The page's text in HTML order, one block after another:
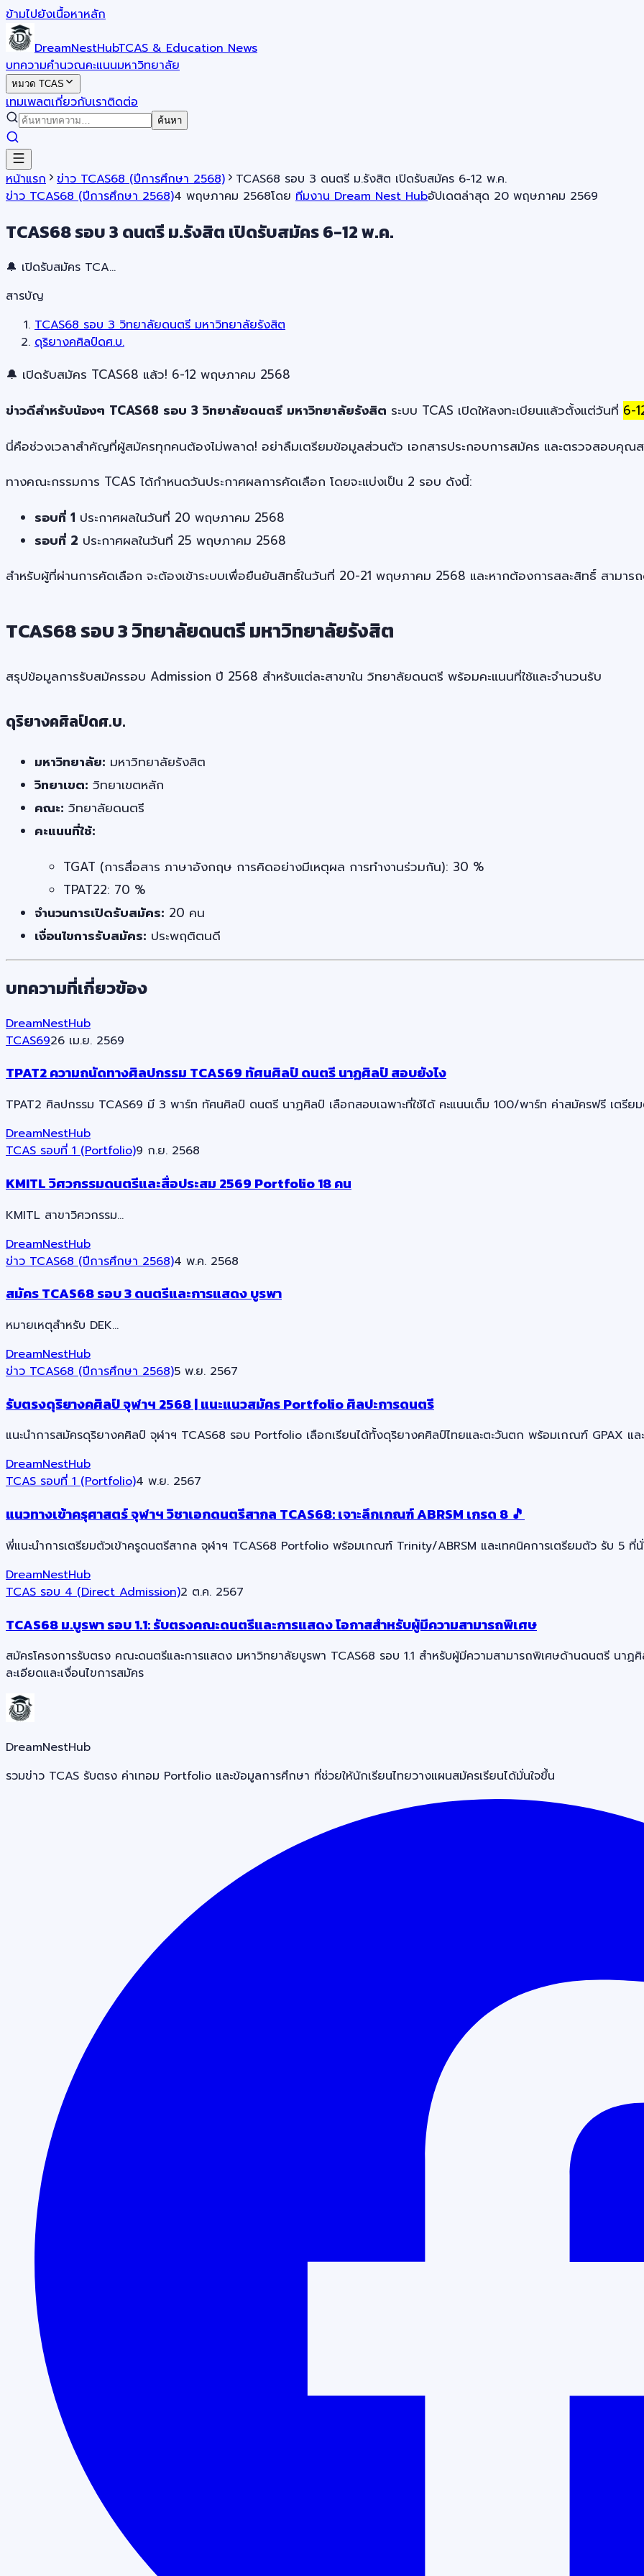
ข้ามไปยังเนื้อหาหลัก
DreamNestHubTCAS & Education News
บทความคำนวณคะแนนมหาวิทยาลัย
หมวด TCAS
เทมเพลตเกี่ยวกับเราติดต่อ
ค้นหา
หน้าแรก ข่าว TCAS68 (ปีการศึกษา 2568)
TCAS68 รอบ 3 ดนตรี ม.รังสิต เปิดรับสมัคร 6-12 พ.ค.
ข่าว TCAS68 (ปีการศึกษา 2568)4 พฤษภาคม 2568โดย ทีมงาน Dream Nest Hubอัปเดตล่าสุด 20 พฤษภาคม 2569
TCAS68 รอบ 3 ดนตรี ม.รังสิต เปิดรับสมัคร 6-12 พ.ค.
🔔 เปิดรับสมัคร TCA…
สารบัญ
TCAS68 รอบ 3 วิทยาลัยดนตรี มหาวิทยาลัยรังสิต
ดุริยางคศิลป์ดศ.บ.
🔔 เปิดรับสมัคร TCAS68 แล้ว! 6-12 พฤษภาคม 2568
ข่าวดีสำหรับน้องๆ TCAS68 รอบ 3 วิทยาลัยดนตรี มหาวิทยาลัยรังสิต ระบบ TCAS เปิดให้ลงทะเบียนแล้วตั้งแต่วันที่ 6-
นี่คือช่วงเวลาสำคัญที่ผู้สมัครทุกคนต้องไม่พลาด! อย่าลืมเตรียมข้อมูลส่วนตัว เอกสารประกอบการสมัคร และตรวจสอบคุณ
ทางคณะกรรมการ TCAS ได้กำหนดวันประกาศผลการคัดเลือก โดยจะแบ่งเป็น 2 รอบ ดังนี้:
รอบที่ 1 ประกาศผลในวันที่ 20 พฤษภาคม 2568
รอบที่ 2 ประกาศผลในวันที่ 25 พฤษภาคม 2568
สำหรับผู้ที่ผ่านการคัดเลือก จะต้องเข้าระบบเพื่อยืนยันสิทธิ์ในวันที่ 20-21 พฤษภาคม 2568 และหากต้องการสละสิทธิ์ สามา
TCAS68 รอบ 3 วิทยาลัยดนตรี มหาวิทยาลัยรังสิต
สรุปข้อมูลการรับสมัครรอบ Admission ปี 2568 สำหรับแต่ละสาขาใน วิทยาลัยดนตรี พร้อมคะแนนที่ใช้และจำนวนรับ
ดุริยางคศิลป์ดศ.บ.
มหาวิทยาลัย: มหาวิทยาลัยรังสิต
วิทยาเขต: วิทยาเขตหลัก
คณะ: วิทยาลัยดนตรี
คะแนนที่ใช้:
TGAT (การสื่อสาร ภาษาอังกฤษ การคิดอย่างมีเหตุผล การทำงานร่วมกัน): 30 %
TPAT22: 70 %
จำนวนการเปิดรับสมัคร: 20 คน
เงื่อนไขการรับสมัคร: ประพฤติตนดี
บทความที่เกี่ยวข้อง
DreamNestHub
TCAS6926 เม.ย. 2569
TPAT2 ความถนัดทางศิลปกรรม TCAS69 ทัศนศิลป์ ดนตรี นาฏศิลป์ สอบยังไง
TPAT2 ศิลปกรรม TCAS69 มี 3 พาร์ท ทัศนศิลป์ ดนตรี นาฏศิลป์ เลือกสอบเฉพาะที่ใช้ได้ คะแนนเต็ม 100/พาร์ท ค่าสมัครฟรี เตรียม
DreamNestHub
TCAS รอบที่ 1 (Portfolio)9 ก.ย. 2568
KMITL วิศวกรรมดนตรีและสื่อประสม 2569 Portfolio 18 คน
KMITL สาขาวิศวกรรม…
DreamNestHub
ข่าว TCAS68 (ปีการศึกษา 2568)4 พ.ค. 2568
สมัคร TCAS68 รอบ 3 ดนตรีและการแสดง บูรพา
หมายเหตุสำหรับ DEK…
DreamNestHub
ข่าว TCAS68 (ปีการศึกษา 2568)5 พ.ย. 2567
รับตรงดุริยางคศิลป์ จุฬาฯ 2568 | แนะแนวสมัคร Portfolio ศิลปะการดนตรี
แนะนำการสมัครดุริยางคศิลป์ จุฬาฯ TCAS68 รอบ Portfolio เลือกเรียนได้ทั้งดุริยางคศิลป์ไทยและตะวันตก พร้อมเกณฑ์ GPAX แล
DreamNestHub
TCAS รอบที่ 1 (Portfolio)4 พ.ย. 2567
แนวทางเข้าครุศาสตร์ จุฬาฯ วิชาเอกดนตรีสากล TCAS68: เจาะลึกเกณฑ์ ABRSM เกรด 8 🎵
พี่แนะนำการเตรียมตัวเข้าครูดนตรีสากล จุฬาฯ TCAS68 Portfolio พร้อมเกณฑ์ Trinity/ABRSM และเทคนิคการเตรียมตัว รับ 5 ที่
DreamNestHub
TCAS รอบ 4 (Direct Admission)2 ต.ค. 2567
TCAS68 ม.บูรพา รอบ 1.1: รับตรงคณะดนตรีและการแสดง โอกาสสำหรับผู้มีความสามารถพิเศษ
สมัครโครงการรับตรง คณะดนตรีและการแสดง มหาวิทยาลัยบูรพา TCAS68 รอบ 1.1 สำหรับผู้มีความสามารถพิเศษด้านดนตรี นา
ละเอียดและเงื่อนไขการสมัคร
DreamNestHub
รวมข่าว TCAS รับตรง ค่าเทอม Portfolio และข้อมูลการศึกษา ที่ช่วยให้นักเรียนไทยวางแผนสมัครเรียนได้มั่นใจขึ้น